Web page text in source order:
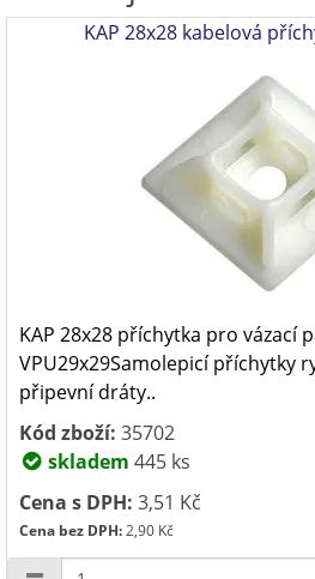
KAP 28x28 kabelová
KAP 28x28 příchytka pro vázací
VPU29x29Samolepicí příchytky
připevní dráty..
Kód zboží: 35702
skladem 445 ks
Cena s DPH: 3,51 Kč
Cena bez DPH:2,90 Kč